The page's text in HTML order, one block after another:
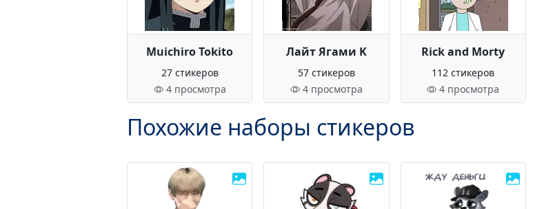
Muichiro Tokito
27 стикеров
4 просмотра
Лайт Ягами K
57 стикеров
4 просмотра
Rick and Morty
112 стикеров
4 просмотра
Похожие наборы стикеров